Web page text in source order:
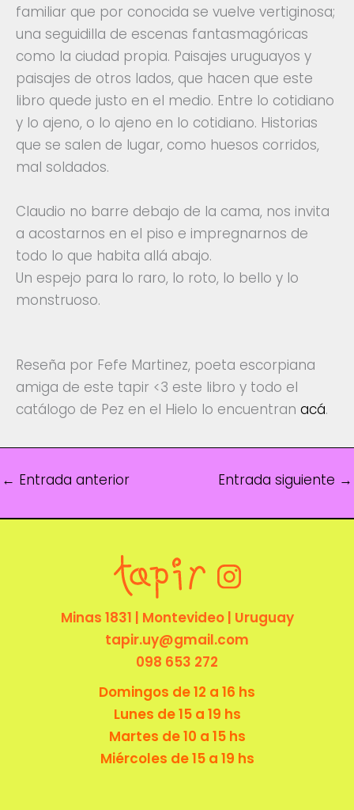
familiar que por conocida se vuelve vertiginosa;
una seguidilla de escenas fantasmagóricas
como la ciudad propia. Paisajes uruguayos y
paisajes de otros lados, que hacen que este
libro quede justo en el medio. Entre lo cotidiano
y lo ajeno, o lo ajeno en lo cotidiano. Historias
que se salen de lugar, como huesos corridos,
mal soldados.
Claudio no barre debajo de la cama, nos invita
a acostarnos en el piso e impregnarnos de
todo lo que habita allá abajo.
Un espejo para lo raro, lo roto, lo bello y lo
monstruoso.
Reseña por Fefe Martinez, poeta escorpiana
amiga de este tapir <3 este libro y todo el
catálogo de Pez en el Hielo lo encuentran acá.
← Entrada anterior Entrada siguiente →
Minas 1831 | Montevideo | Uruguay
tapir.uy@gmail.com
098 653 272
Domingos de 12 a 16 hs
Lunes de 15 a 19 hs
Martes de 10 a 15 hs
Miércoles de 15 a 19 hs